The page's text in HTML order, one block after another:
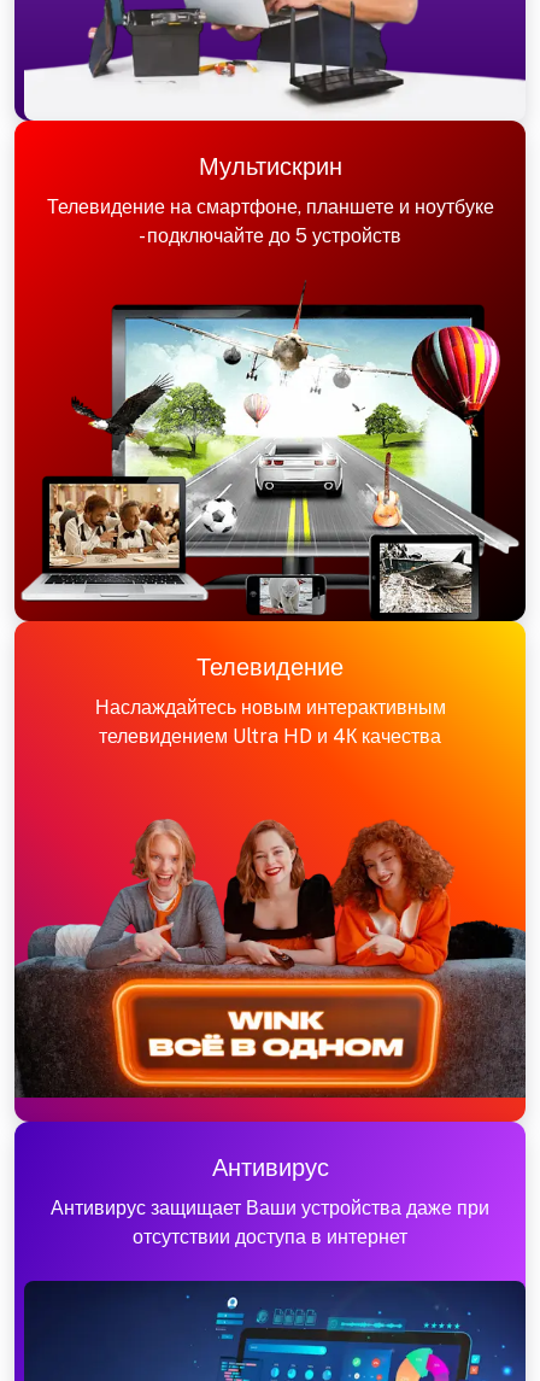
Мультискрин
Телевидение на смартфоне, планшете и ноутбуке
- подключайте до 5 устройств
Телевидение
Наслаждайтесь новым интерактивным
телевидением Ultra HD и 4К качества
Антивирус
Антивирус защищает Ваши устройства даже при
отсутствии доступа в интернет